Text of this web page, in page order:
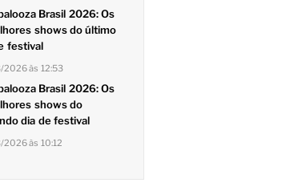
Brasil 2026: Os
shows do último
festival
às 12:53
Brasil 2026: Os
shows do
dia de festival
às 10:12